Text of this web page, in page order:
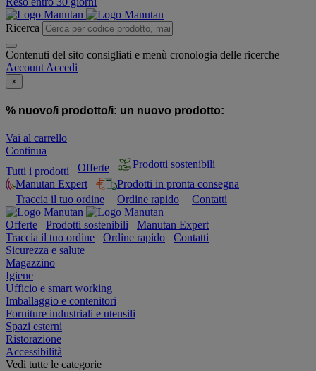
Ricerca
Contenuti del sito consigliati e menù cronologia delle ricerche
Account Accedi
×
% nuovo/i prodotto/i: un nuovo prodotto:
Vai al carrello
Continua
Tutti i prodotti
Offerte
Prodotti sostenibili
Manutan Expert
Prodotti in pronta consegna
Traccia il tuo ordine
Ordine rapido Contatti
Offerte Prodotti sostenibili
Manutan Expert
Traccia il tuo ordine
Ordine rapido
Contatti
Sicurezza e salute
Magazzino
Igiene
Ufficio e smart working
Imballaggio e contenitori
Forniture industriali e utensili
Spazi esterni
Ristorazione
Accessibilità
Vedi tutte le categorie